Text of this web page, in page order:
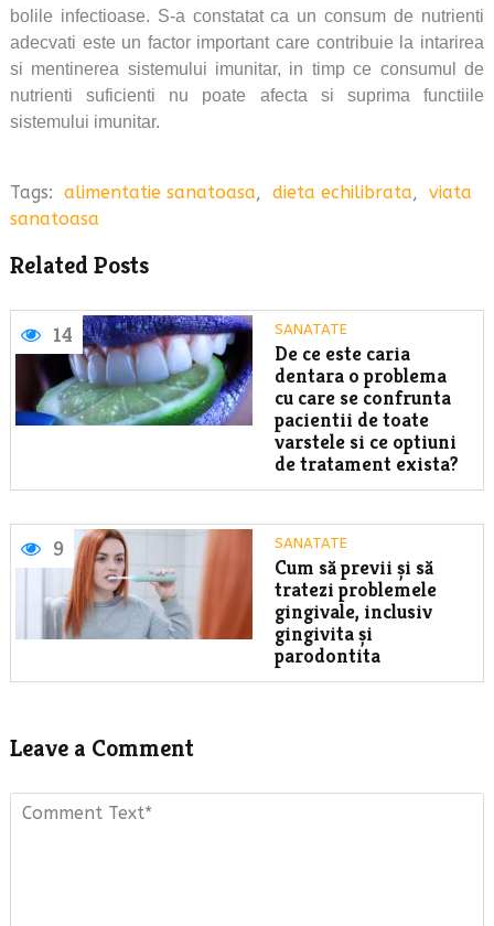
bolile infectioase. S-a constatat ca un consum de nutrienti
adecvati este un factor important care contribuie la intarirea
si mentinerea sistemului imunitar, in timp ce consumul de
nutrienti suficienti nu poate afecta si suprima functiile
sistemului imunitar.
Tags: alimentatie sanatoasa, dieta echilibrata, viata
sanatoasa
Related Posts
14 SANATATE
De ce este caria
dentara o problema
cu care se confrunta
pacientii de toate
varstele si ce optiuni
de tratament exista?
9 SANATATE
Cum să previi și să
tratezi problemele
gingivale, inclusiv
gingivita și
parodontita
Leave a Comment